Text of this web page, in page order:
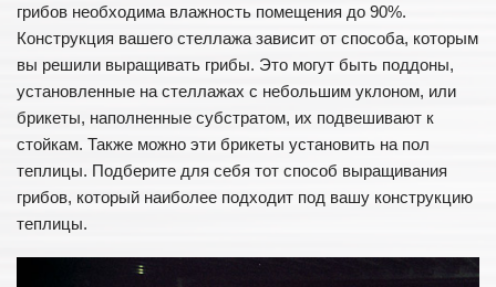
грибов необходима влажность помещения до 90%.
Конструкция вашего стеллажа зависит от способа, которым
вы решили выращивать грибы. Это могут быть поддоны,
установленные на стеллажах с небольшим уклоном, или
брикеты, наполненные субстратом, их подвешивают к
стойкам. Также можно эти брикеты установить на пол
теплицы. Подберите для себя тот способ выращивания
грибов, который наиболее подходит под вашу конструкцию
теплицы.